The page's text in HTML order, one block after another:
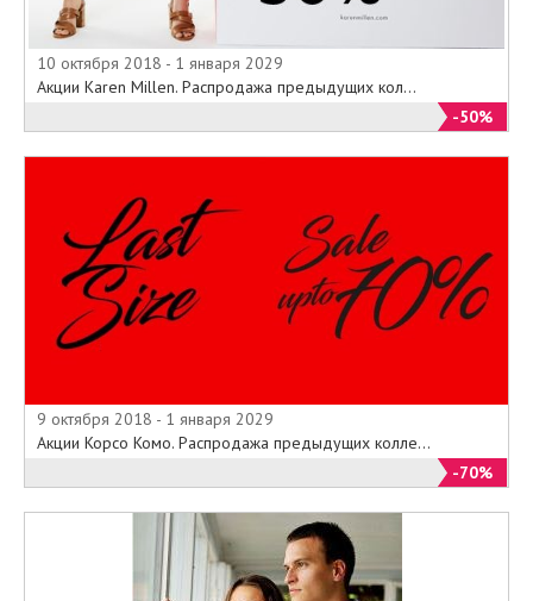
10 октября 2018 - 1 января 2029
Акции Karen Millen. Распродажа предыдущих кол...
-50%
9 октября 2018 - 1 января 2029
Акции Корсо Комо. Распродажа предыдущих колле...
-70%